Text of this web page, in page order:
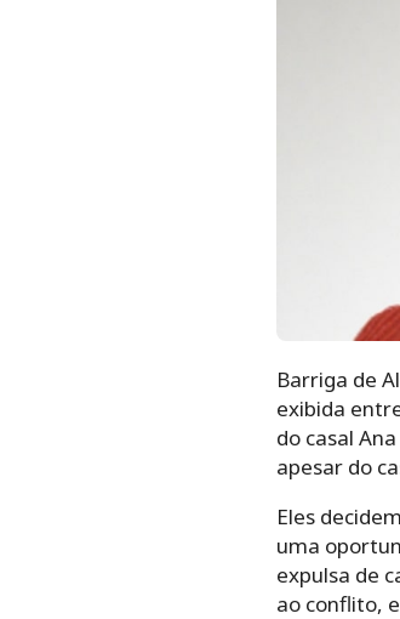
Barriga de
exibida
do casal
apesar do
Eles
uma
expulsa de
ao conflito,